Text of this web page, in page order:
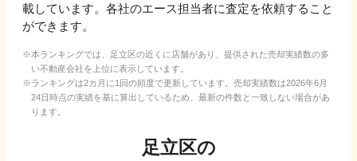
載しています。各社のエース担当者に査定を依頼すること
ができます。
本ランキングでは、 足立区の近くに店舗があり、提供された売却実績数の多
い不動産会社を上位に表示しています。
ランキングは2カ月に1回の頻度で更新しています。売却実績数は2026年6月
24日時点の実績を基に算出しているため、最新の件数と一致しない場合があ
ります。
足立区の